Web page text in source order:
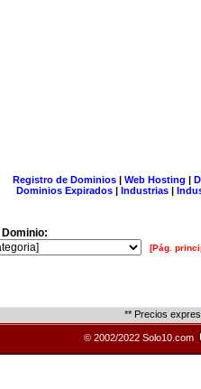
Registro de Dominios| Web Hosting |
Dominios Expirados | Industrias |
[Pág.
** Precios
© 2002/2022 Solo10.com